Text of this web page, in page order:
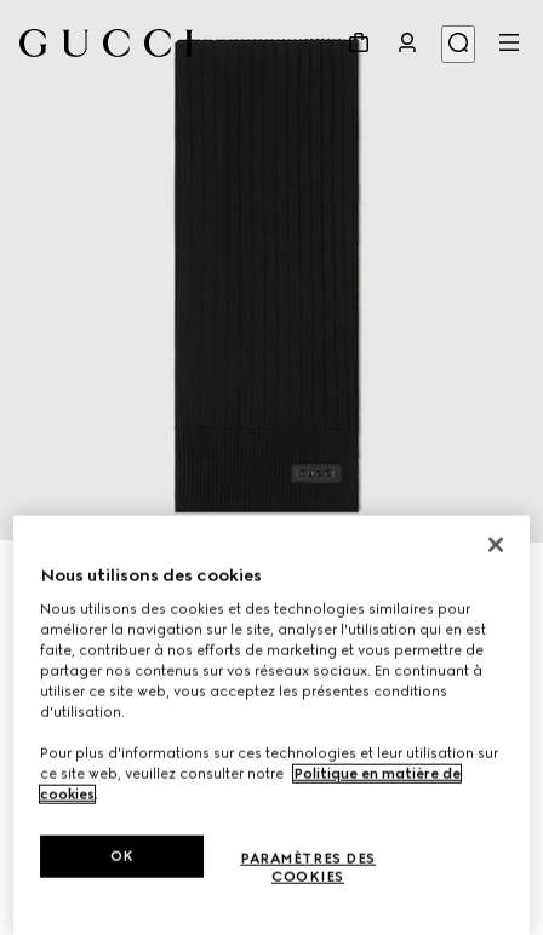
Écharpe en maille de laine avec logo
€ 275
Déclinaisonsnoir
Nous utilisons des cookies
Nous utilisons des cookies et des technologies similaires pour
améliorer la navigation sur le site, analyser l'utilisation qui en est
faite, contribuer à nos efforts de marketing et vous permettre de
partager nos contenus sur vos réseaux sociaux. En continuant à
utiliser ce site web, vous acceptez les présentes conditions
d'utilisation.
Pour plus d'informations sur ces technologies et leur utilisation sur
ce site web, veuillez consulter notre
Politique en matière de
cookies.
PARAMÈTRES DES
COOKIES
OK